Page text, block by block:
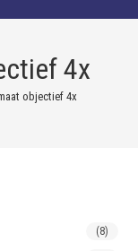
4x
objectief 4x
(8)